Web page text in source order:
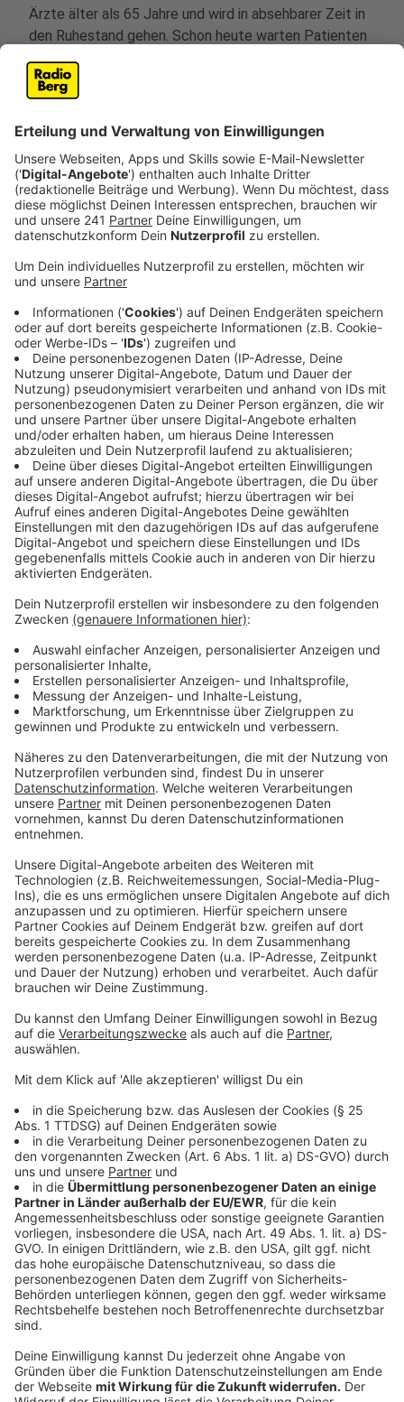
Ärzte älter als 65 Jahre und wird in absehbarer Zeit in
den Ruhestand gehen. Schon heute warten Patienten
kritisiert, dass die politische Debatte bisher häufig zu
kleinteilig geführt werde. Es gebe viele
Einzelvorschläge, aber ohne strukturelle Neuordnung
des Systems.
Anzeige
Laumanns Lösung: Der Zugang soll besser
gesteuert werden
Künftig soll der Zugang zur ambulanten Versorgung
stärker strukturiert werden. Vorgesehen ist ein
verbindliches Ersteinschätzungsverfahren, bevor
medizinische Leistungen in Anspruch genommen
werden. Die Rufnummer 116 117 soll zu einer
zentralen Gesundheitsplattform ausgebaut werden.
Dort soll geprüft und entschieden werden, ob eine
Behandlung notwendig ist, wie dringend sie ist und
welche Praxisform geeignet ist. Hausarztpraxen sollen
als sogenannte Primärversorgungspraxen eine
stärkere Steuerungsfunktion übernehmen und
Behandlungen koordinieren. Die freie Arztwahl soll aber
grundsätzlich bleiben.
Anzeige
Weitere Entlastungen für Arztpraxen
Neben der neuen Patientensteuerung sieht der
Reformplan strukturelle Veränderungen im Praxisalltag
ausgebaut und Abläufe standardisiert werden.
Praxisstrukturen sollen moderner und teamorientierter
werden. Auch das Vergütungs- und Anreizsystem soll
neu ausgerichtet werden, um Fehlentwicklungen zu
vermeiden und die Versorgung bedarfsgerecht
weiterzuentwickeln. Heißt im Klartext: Ärzte sollten
werden, wenn sie möglichst viele Patienten in
möglichst kurzer Zeit sehen und behandeln. Im
Konzept heißt es auch sinngemäß, dass mehr dafür
Patienten werden. Prävention und
Gesundheitskompetenz der Bevölkerung sollen
stärker gefördert werden.
Anzeige
Größere Änderungen wären Sache des
Bundes
Anzeige
Details könnten bereits in NRW umgesetzt werden.
Für zentrale Elemente des Konzepts allerdings,